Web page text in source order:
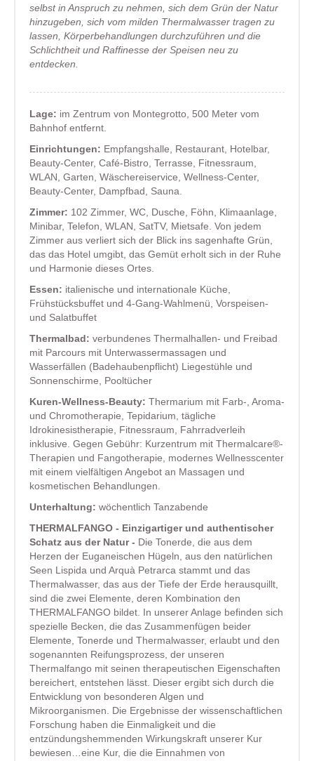
selbst in Anspruch zu nehmen, sich dem Grün der Natur
hinzugeben, sich vom milden Thermalwasser tragen zu
lassen, Körperbehandlungen durchzuführen und die
Schlichtheit und Raffinesse der Speisen neu zu
entdecken.
Lage: im Zentrum von Montegrotto, 500 Meter vom
Bahnhof entfernt.
Einrichtungen: Empfangshalle, Restaurant, Hotelbar,
Beauty-Center, Café-Bistro, Terrasse, Fitnessraum,
WLAN, Garten, Wäschereiservice, Wellness-Center,
Beauty-Center, Dampfbad, Sauna.
Zimmer: 102 Zimmer, WC, Dusche, Föhn, Klimaanlage,
Minibar, Telefon, WLAN, SatTV, Mietsafe. Von jedem
Zimmer aus verliert sich der Blick ins sagenhafte Grün,
das das Hotel umgibt, das Gemüt erholt sich in der Ruhe
und Harmonie dieses Ortes.
Essen: italienische und internationale Küche,
Frühstücksbuffet und 4-Gang-Wahlmenü, Vorspeisen-
und Salatbuffet
Thermalbad: verbundenes Thermalhallen- und Freibad
mit Parcours mit Unterwassermassagen und
Wasserfällen (Badehaubenpflicht) Liegestühle und
Sonnenschirme, Pooltücher
Kuren-Wellness-Beauty: Thermarium mit Farb-, Aroma-
und Chromotherapie, Tepidarium, tägliche
Idrokinesistherapie, Fitnessraum, Fahrradverleih
inklusive. Gegen Gebühr: Kurzentrum mit Thermalcare®-
Therapien und Fangotherapie, modernes Wellnesscenter
mit einem vielfältigen Angebot an Massagen und
kosmetischen Behandlungen.
Unterhaltung: wöchentlich Tanzabende
THERMALFANGO - Einzigartiger und authentischer
Schatz aus der Natur - Die Tonerde, die aus dem
Herzen der Euganeischen Hügeln, aus den natürlichen
Seen Lispida und Arquà Petrarca stammt und das
Thermalwasser, das aus der Tiefe der Erde herausquillt,
sind die zwei Elemente, deren Kombination den
THERMALFANGO bildet. In unserer Anlage befinden sich
spezielle Becken, die das Zusammenfügen beider
Elemente, Tonerde und Thermalwasser, erlaubt und den
sogenannten Reifungsprozess, der unseren
Thermalfango mit seinen therapeutischen Eigenschaften
bereichert, entstehen lässt. Dieser ergibt sich durch die
Entwicklung von besonderen Algen und
Mikroorganismen. Die Ergebnisse der wissenschaftlichen
Forschung haben die Einmaligkeit und die
entzündungshemmenden Wirkungskraft unserer Kur
bewiesen…eine Kur, die die Einnahmen von